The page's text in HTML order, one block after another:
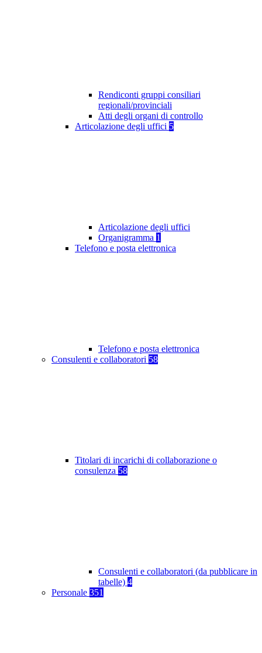
Rendiconti gruppi consiliari
regionali/provinciali
Atti degli organi di controllo
Articolazione degli uffici 5
Articolazione degli uffici
Organigramma 1
Telefono e posta elettronica
Telefono e posta elettronica
Consulenti e collaboratori 58
Titolari di incarichi di collaborazione o
consulenza 58
Consulenti e collaboratori (da pubblicare in
tabelle) 4
Personale 351